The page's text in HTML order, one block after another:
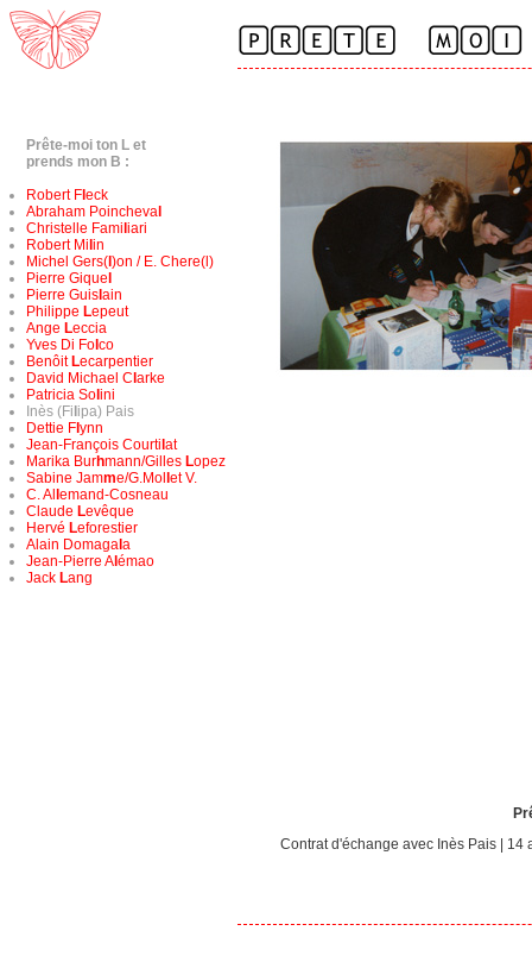
Prête-moi ton L et
prends mon B :
Robert F eck
Abraham Poincheva
Christelle Fami iari
Robert Mi in
Michel Gers( )on / E. Chere(l)
Pierre Gique
Pierre Guis ain
Philippe Lepeut
Ange Leccia
Yves Di Fo co
Benôit Lecarpentier
David Michael C arke
Patricia So ini
Inès (Fi ipa) Pais
Dettie F ynn
Jean-François Courti at
Marika Burhmann/Gilles Lopez
Sabine Jamme/G.Mol et V.
C. Al emand-Cosneau
Claude Levêque
Hervé Leforestier
Alain Domaga a
Jean-Pierre A émao
Jack Lang
Contrat d'échange avec Inès Pais | 14